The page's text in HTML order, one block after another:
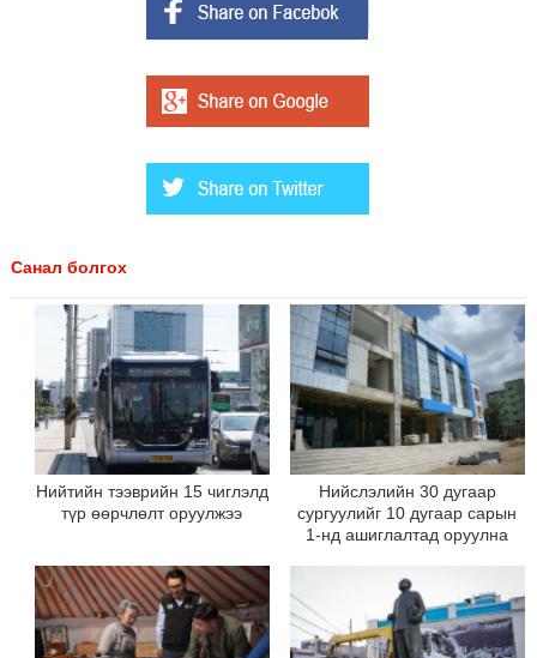
Санал болгох
Нийтийн тээврийн 15 чиглэлд
түр өөрчлөлт оруулжээ
Нийслэлийн 30 дугаар
сургуулийг 10 дугаар сарын
1-нд ашиглалтад оруулна